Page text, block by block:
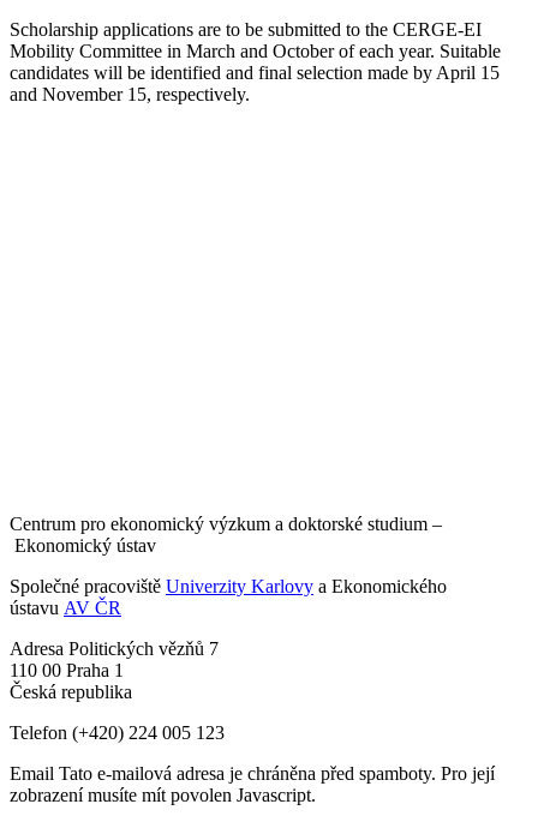
Scholarship applications are to be submitted to the CERGE-EI
Mobility Committee in March and October of each year. Suitable
candidates will be identified and final selection made by April 15
and November 15, respectively.
Centrum pro ekonomický výzkum a doktorské studium –
Ekonomický ústav
Společné pracoviště Univerzity Karlovy a Ekonomického
ústavu AV ČR
Adresa Politických vězňů 7
110 00 Praha 1
Česká republika
Telefon (+420) 224 005 123
Email Tato e-mailová adresa je chráněna před spamboty. Pro její
zobrazení musíte mít povolen Javascript.